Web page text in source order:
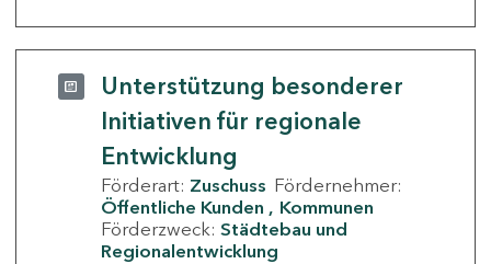
Unterstützung besonderer
Initiativen für regionale
Entwicklung
Förderart: Zuschuss Fördernehmer:
Öffentliche Kunden
Kommunen
Förderzweck: Städtebau und
Regionalentwicklung